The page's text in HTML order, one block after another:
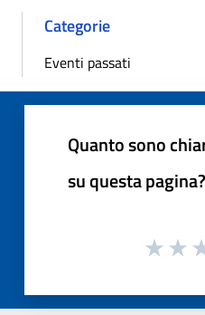
Categorie
Eventi passati
Quanto sono
su questa pagina?